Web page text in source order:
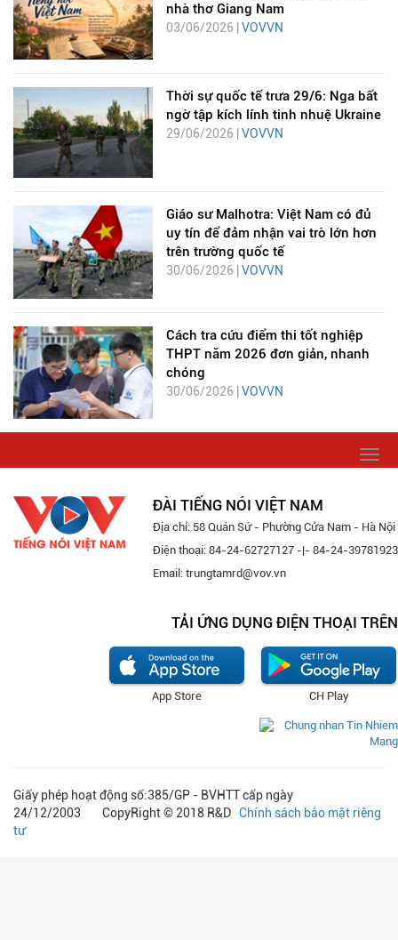
nhà thơ Giang Nam
03/06/2026 | VOVVN
Thời sự quốc tế trưa 29/6: Nga bất
ngờ tập kích lính tinh nhuệ Ukraine
29/06/2026 | VOVVN
Giáo sư Malhotra: Việt Nam có đủ
uy tín để đảm nhận vai trò lớn hơn
trên trường quốc tế
30/06/2026 | VOVVN
Cách tra cứu điểm thi tốt nghiệp
THPT năm 2026 đơn giản, nhanh
chóng
30/06/2026 | VOVVN
ĐÀI TIẾNG NÓI VIỆT NAM
Địa chỉ: 58 Quán Sứ - Phường Cửa Nam - Hà Nội
Điện thoại: 84-24-62727127 -|- 84-24-39781923
Email: trungtamrd@vov.vn
TẢI ỨNG DỤNG ĐIỆN THOẠI TRÊN
CH Play
App Store
Giấy phép hoạt động số:385/GP - BVHTT cấp ngày
24/12/2003 CopyRight © 2018 R&D Chính sách bảo mật riêng
tư